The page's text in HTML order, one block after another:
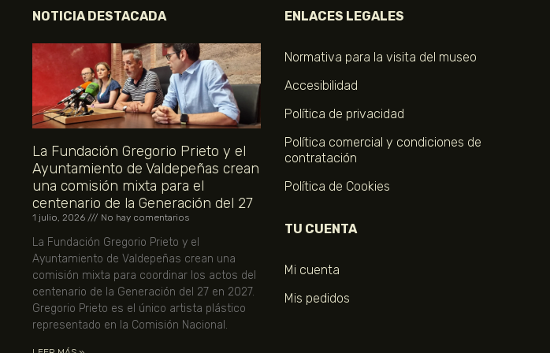
NOTICIA DESTACADA
La Fundación Gregorio Prieto y el
Ayuntamiento de Valdepeñas crean
una comisión mixta para el
centenario de la Generación del 27
1 julio, 2026 No hay comentarios
La Fundación Gregorio Prieto y el
Ayuntamiento de Valdepeñas crean una
comisión mixta para coordinar los actos del
centenario de la Generación del 27 en 2027.
Gregorio Prieto es el único artista plástico
representado en la Comisión Nacional.
ENLACES LEGALES
Normativa para la visita del museo
Accesibilidad
Política de privacidad
Política comercial y condiciones de
contratación
Política de Cookies
TU CUENTA
Mi cuenta
Mis pedidos